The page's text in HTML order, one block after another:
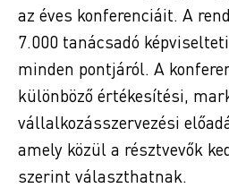
az éves konferenciáit. A
7.000 tanácsadó
minden pontjáról. A
különböző értékesítési,
vállalkozásszervezési
amely közül a résztvevők
szerint választhatnak.